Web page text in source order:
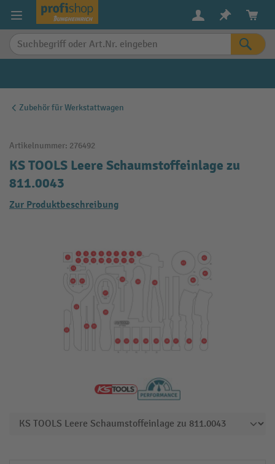
springen
Zubehör für Werkstattwagen
Artikelnummer: 276492
KS TOOLS Leere Schaumstoffeinlage zu
811.0043
Zur Produktbeschreibung